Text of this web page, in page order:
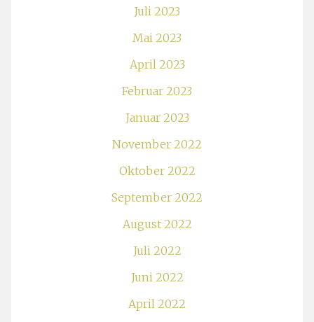
Juli 2023
Mai 2023
April 2023
Februar 2023
Januar 2023
November 2022
Oktober 2022
September 2022
August 2022
Juli 2022
Juni 2022
April 2022